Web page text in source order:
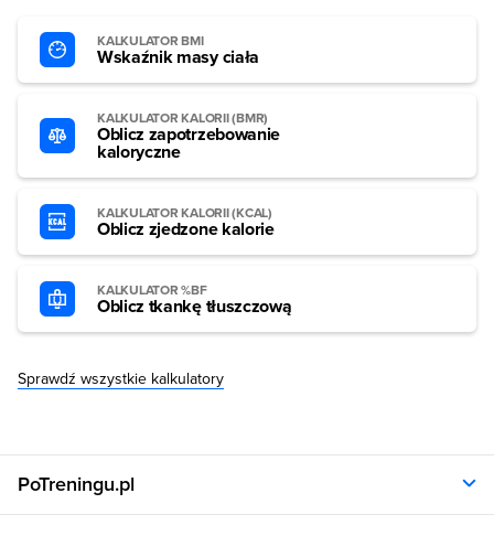
KALKULATOR BMI
Wskaźnik masy ciała
KALKULATOR KALORII (BMR)
Oblicz zapotrzebowanie
kaloryczne
KALKULATOR KALORII (KCAL)
Oblicz zjedzone kalorie
KALKULATOR %BF
Oblicz tkankę tłuszczową
Sprawdź wszystkie kalkulatory
PoTreningu.pl